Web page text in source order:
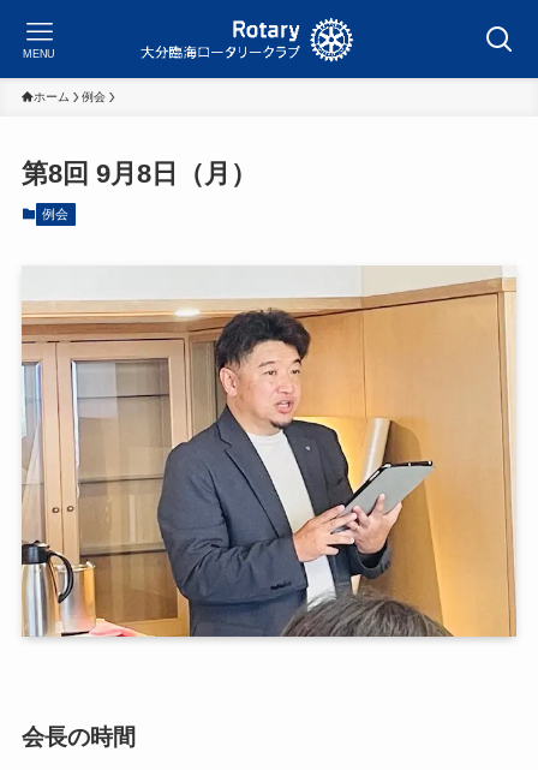
MENU
ホーム 例会
第8回 9月8日（月）
例会
会長の時間